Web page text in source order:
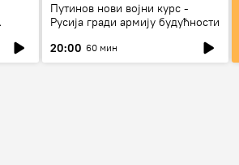
Путинов нови војни курс -
Русија гради армију будућности
20:00 60 мин